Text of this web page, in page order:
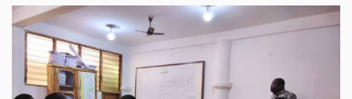
DOMAINES
PROJETS